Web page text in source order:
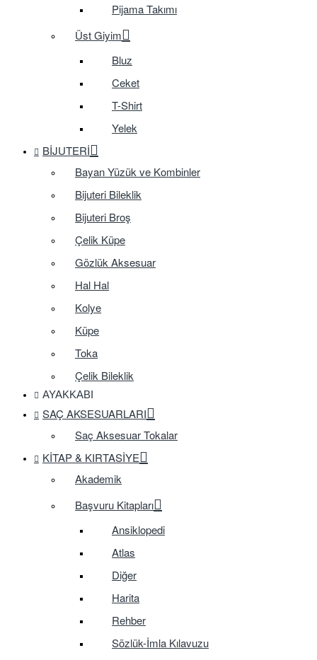
Pijama Takımı
Üst Giyim
Bluz
Ceket
T-Shirt
Yelek
BIJUTERI
Bayan Yüzük ve Kombinler
Bijuteri Bileklik
Bijuteri Broş
Çelik Küpe
Gözlük Aksesuar
Hal Hal
Kolye
Küpe
Toka
Çelik Bileklik
AYAKKABI
SAÇ AKSESUARLARI
Saç Aksesuar Tokalar
KITAP & KIRTASIYE
Akademik
Başvuru Kitapları
Ansiklopedi
Atlas
Diğer
Harita
Rehber
Sözlük-İmla Kılavuzu